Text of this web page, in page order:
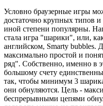
Условно браузерные игры
достаточно крупных типов
иной степени популярны.
стала игра "шарики", или,
английском, Smarty bubbles.
максимально простой и
ряд". Собственно, именно в
большому счету
так, чтобы минимум 3
они обнуляются. Цель -
беспрерывными цепями